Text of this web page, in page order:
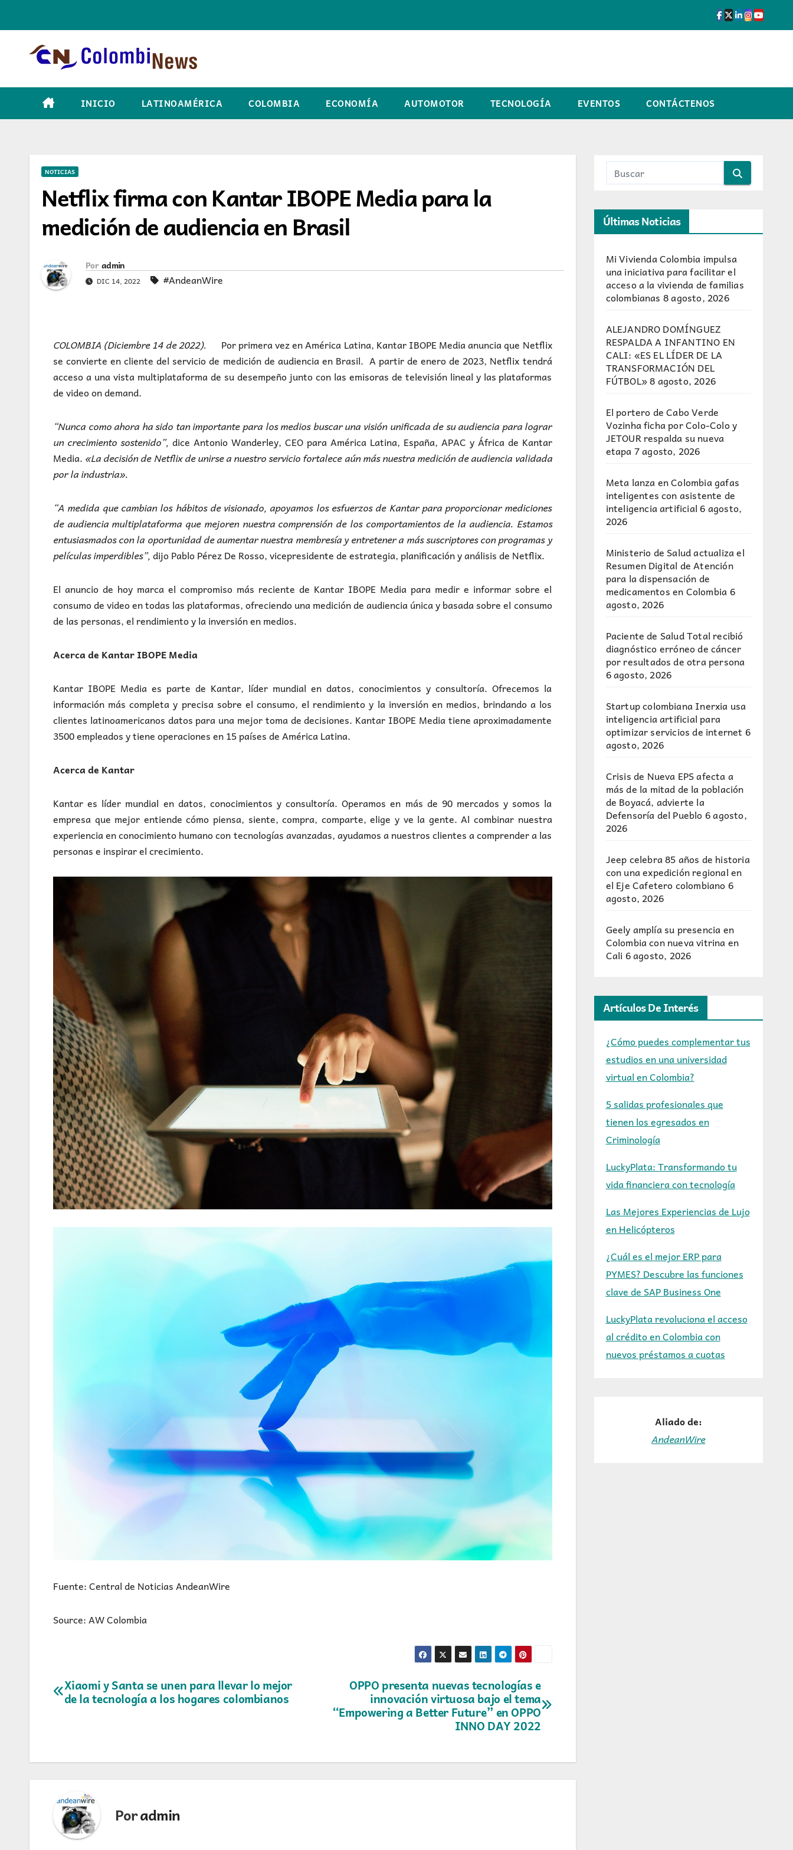
INICIO LATINOAMÉRICA COLOMBIA ECONOMÍA AUTOMOTOR TECNOLOGÍA EVENTOS CONTÁCTENOS
NOTICIAS
Netflix firma con Kantar IBOPE Media para la
medición de audiencia en Brasil
Por admin
DIC 14, 2022 #AndeanWire
COLOMBIA (Diciembre 14 de 2022). Por primera vez en América Latina, Kantar IBOPE Media anuncia que Netflix
se convierte en cliente del servicio de medición de audiencia en Brasil. A partir de enero de 2023, Netflix tendrá
acceso a una vista multiplataforma de su desempeño junto con las emisoras de televisión lineal y las plataformas
de video on demand.
“Nunca como ahora ha sido tan importante para los medios buscar una visión unificada de su audiencia para lograr
un crecimiento sostenido”, dice Antonio Wanderley, CEO para América Latina, España, APAC y África de Kantar
Media. «La decisión de Netflix de unirse a nuestro servicio fortalece aún más nuestra medición de audiencia validada
por la industria».
“A medida que cambian los hábitos de visionado, apoyamos los esfuerzos de Kantar para proporcionar mediciones
de audiencia multiplataforma que mejoren nuestra comprensión de los comportamientos de la audiencia. Estamos
entusiasmados con la oportunidad de aumentar nuestra membresía y entretener a más suscriptores con programas y
películas imperdibles”,dijo Pablo Pérez De Rosso, vicepresidente de estrategia, planificación y análisis de Netflix.
El anuncio de hoy marca el compromiso más reciente de Kantar IBOPE Media para medir e informar sobre el
consumo de video en todas las plataformas, ofreciendo una medición de audiencia única y basada sobre el consumo
de las personas, el rendimiento y la inversión en medios.
Acerca de Kantar IBOPE Media
Kantar IBOPE Media es parte de Kantar, líder mundial en datos, conocimientos y consultoría. Ofrecemos la
información más completa y precisa sobre el consumo, el rendimiento y la inversión en medios, brindando a los
clientes latinoamericanos datos para una mejor toma de decisiones. Kantar IBOPE Media tiene aproximadamente
3500 empleados y tiene operaciones en 15 países de América Latina.
Acerca de Kantar
Kantar es líder mundial en datos, conocimientos y consultoría. Operamos en más de 90 mercados y somos la
empresa que mejor entiende cómo piensa, siente, compra, comparte, elige y ve la gente. Al combinar nuestra
experiencia en conocimiento humano con tecnologías avanzadas, ayudamos a nuestros clientes a comprender a las
personas e inspirar el crecimiento.
Fuente: Central de Noticias AndeanWire
Source: AW Colombia
Navegación
de
OPPO presenta nuevas tecnologías e
innovación virtuosa bajo el tema
“Empowering a Better Future” en OPPO
INNO DAY 2022
Xiaomi y Santa se unen para llevar lo mejor
de la tecnología a los hogares colombianos
Poradmin
Últimas Noticias
Mi Vivienda Colombia impulsa
una iniciativa para facilitar el
acceso a la vivienda de familias
colombianas 8 agosto, 2026
ALEJANDRO DOMÍNGUEZ
RESPALDA A INFANTINO EN
CALI: «ES EL LÍDER DE LA
TRANSFORMACIÓN DEL
FÚTBOL»8 agosto, 2026
El portero de Cabo Verde
Vozinha ficha por Colo-Colo y
JETOUR respalda su nueva
etapa7 agosto, 2026
Meta lanza en Colombia gafas
inteligentes con asistente de
inteligencia artificial 6 agosto,
2026
Ministerio de Salud actualiza el
Resumen Digital de Atención
para la dispensación de
medicamentos en Colombia6
agosto, 2026
Paciente de Salud Total recibió
diagnóstico erróneo de cáncer
por resultados de otra persona
6 agosto, 2026
Startup colombiana Inerxia usa
inteligencia artificial para
optimizar servicios de internet 6
agosto, 2026
Crisis de Nueva EPS afecta a
más de la mitad de la población
de Boyacá, advierte la
Defensoría del Pueblo6 agosto,
2026
Jeep celebra 85 años de historia
con una expedición regional en
el Eje Cafetero colombiano6
agosto, 2026
Geely amplía su presencia en
Colombia con nueva vitrina en
Cali 6 agosto, 2026
Artículos De Interés
¿Cómo puedes complementar tus
estudios en una universidad
virtual en Colombia?
5 salidas profesionales que
tienen los egresados en
Criminología
LuckyPlata: Transformando tu
vida financiera con tecnología
Las Mejores Experiencias de Lujo
en Helicópteros
¿Cuál es el mejor ERP para
PYMES? Descubre las funciones
clave de SAP Business One
LuckyPlata revoluciona el acceso
al crédito en Colombia con
nuevos préstamos a cuotas
Aliado de:
AndeanWire